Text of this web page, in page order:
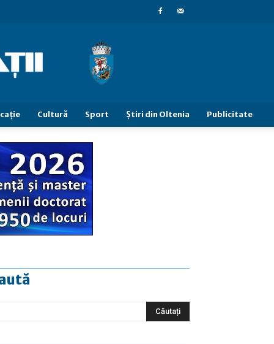
Cultură Sport Știri din Oltenia Publicitate